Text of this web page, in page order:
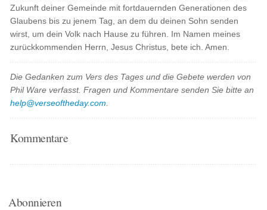
Zukunft deiner Gemeinde mit fortdauernden Generationen des
Glaubens bis zu jenem Tag, an dem du deinen Sohn senden
wirst, um dein Volk nach Hause zu führen. Im Namen meines
zurückkommenden Herrn, Jesus Christus, bete ich. Amen.
Die Gedanken zum Vers des Tages und die Gebete werden von
Phil Ware verfasst. Fragen und Kommentare senden Sie bitte an
help@verseoftheday.com
Kommentare
Abonnieren